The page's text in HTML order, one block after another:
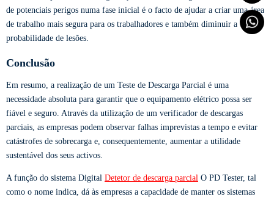
de potenciais perigos numa fase inicial é o facto de ajudar a criar uma área
de trabalho mais segura para os trabalhadores e também diminuir a
probabilidade de lesões.
Conclusão
Em resumo, a realização de um Teste de Descarga Parcial é uma
necessidade absoluta para garantir que o equipamento elétrico possa ser
fiável e seguro. Através da utilização de um verificador de descargas
parciais, as empresas podem observar falhas imprevistas a tempo e evitar
catástrofes de sobrecarga e, consequentemente, aumentar a utilidade
sustentável dos seus activos.
A função do sistema Digital Detetor de descarga parcial O PD Tester, tal
como o nome indica, dá às empresas a capacidade de manter os sistemas